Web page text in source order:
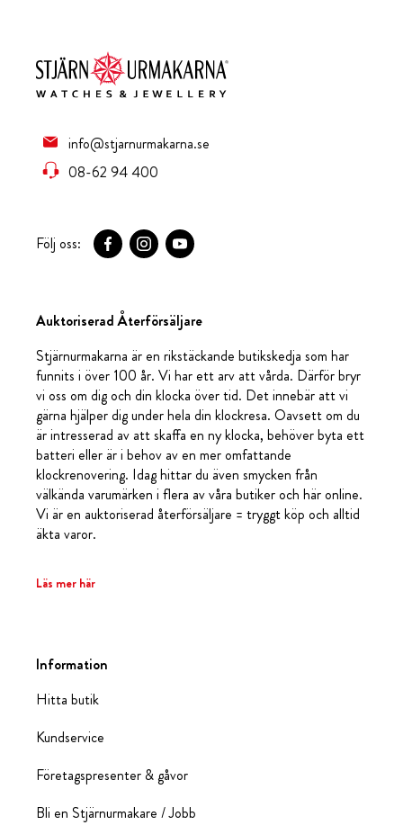
info@stjarnurmakarna.se
08-62 94 400
Följ oss:
Auktoriserad Återförsäljare
Stjärnurmakarna är en rikstäckande butikskedja som har
funnits i över 100 år. Vi har ett arv att vårda. Därför bryr
vi oss om dig och din klocka över tid. Det innebär att vi
gärna hjälper dig under hela din klockresa. Oavsett om du
är intresserad av att skaffa en ny klocka, behöver byta ett
batteri eller är i behov av en mer omfattande
klockrenovering. Idag hittar du även smycken från
välkända varumärken i flera av våra butiker och här online.
Vi är en auktoriserad återförsäljare = tryggt köp och alltid
äkta varor.
Läs mer här
Information
Hitta butik
Kundservice
Företagspresenter & gåvor
Bli en Stjärnurmakare / Jobb